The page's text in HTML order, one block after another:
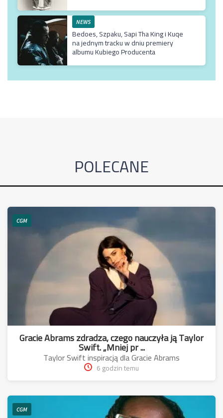
NEWS
Bedoes, Szpaku, Sapi Tha King i Kuqe
na jednym tracku w dniu premiery
albumu Kubiego Producenta
POLECANE
CGM
Gracie Abrams zdradza, czego nauczyła ją Taylor
Swift. „Mniej pr ...
Taylor Swift inspiracją dla Gracie Abrams
6 godzin temu
CGM